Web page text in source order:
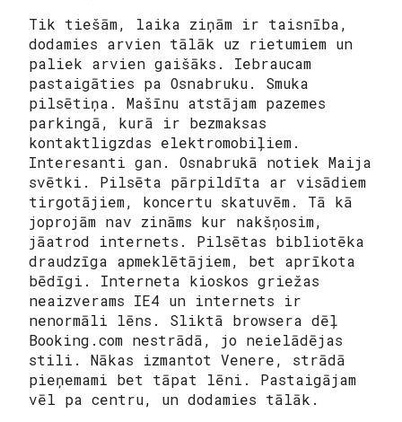
Tik tiešām, laika ziņām ir taisnība,
dodamies arvien tālāk uz rietumiem un
paliek arvien gaišāks. Iebraucam
pastaigāties pa Osnabruku. Smuka
pilsētiņa. Mašīnu atstājam pazemes
parkingā, kurā ir bezmaksas
kontaktligzdas elektromobiļiem.
Interesanti gan. Osnabrukā notiek Maija
svētki. Pilsēta pārpildīta ar visādiem
tirgotājiem, koncertu skatuvēm. Tā kā
joprojām nav zināms kur nakšņosim,
jāatrod internets. Pilsētas bibliotēka
draudzīga apmeklētājiem, bet aprīkota
bēdīgi. Interneta kioskos griežas
neaizverams IE4 un internets ir
nenormāli lēns. Sliktā browsera dēļ
Booking.com nestrādā, jo neielādējas
stili. Nākas izmantot Venere, strādā
pieņemami bet tāpat lēni. Pastaigājam
vēl pa centru, un dodamies tālāk.